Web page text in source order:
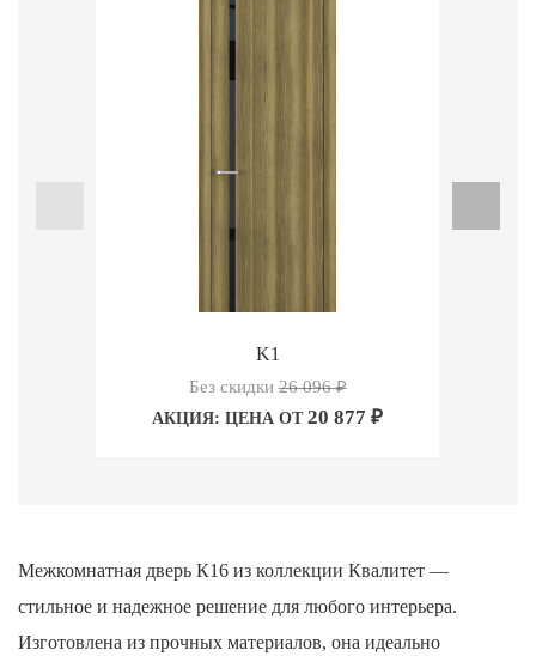
K1
Без скидки26 096₽
АКЦИЯ: ЦЕНА ОТ20 877 ₽
Межкомнатная дверь К16 из коллекции Квалитет —
стильное и надежное решение для любого интерьера.
Изготовлена из прочных материалов, она идеально